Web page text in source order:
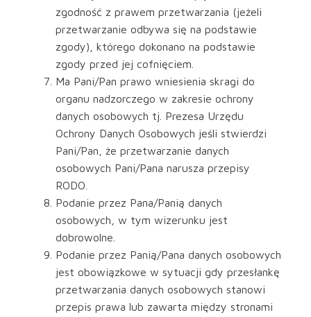
zgodność z prawem przetwarzania (jeżeli
przetwarzanie odbywa się na podstawie
zgody), którego dokonano na podstawie
zgody przed jej cofnięciem.
Ma Pani/Pan prawo wniesienia skragi do
organu nadzorczego w zakresie ochrony
danych osobowych tj. Prezesa Urzędu
Ochrony Danych Osobowych jeśli stwierdzi
Pani/Pan, że przetwarzanie danych
osobowych Pani/Pana narusza przepisy
RODO.
Podanie przez Pana/Panią danych
osobowych, w tym wizerunku jest
dobrowolne.
Podanie przez Panią/Pana danych osobowych
jest obowiązkowe w sytuacji gdy przesłankę
przetwarzania danych osobowych stanowi
przepis prawa lub zawarta między stronami